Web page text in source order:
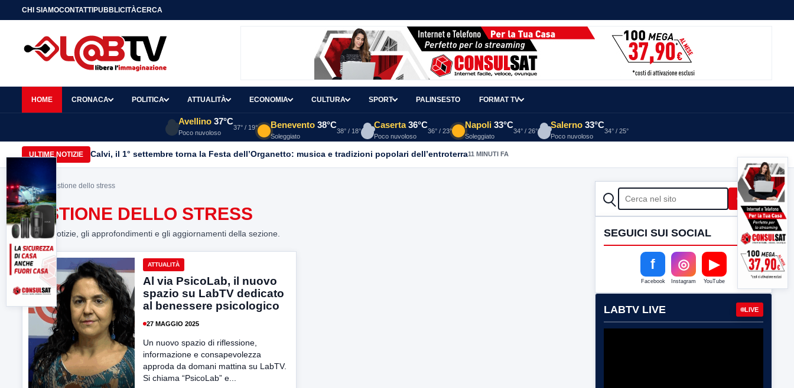
CHI SIAMOCONTATTIPUBBLICITÀCERCA
HOME CRONACA POLITICA ATTUALITÀ ECONOMIA CULTURA SPORT PALINSESTO FORMAT TV
Avellino 37°C
Poco nuvoloso
37° / 19° Benevento 38°C
Soleggiato
38° / 18°
Caserta 36°C
Poco nuvoloso
36° / 23°
Napoli 33°C
Soleggiato
34° / 26°
Salerno 33°C
Poco nuvoloso
34° / 25°
ULTIME NOTIZIE Calvi, il 1° settembre torna la Festa dell’Organetto: musica e tradizioni popolari dell’entroterra11 MINUTI FA
Home> gestione dello stress
GESTIONE DELLO STRESS
Tutte le notizie, gli approfondimenti e gli aggiornamenti della sezione.
ATTUALITÀ
Al via PsicoLab, il nuovo
spazio su LabTV dedicato
al benessere psicologico
27 MAGGIO 2025
Un nuovo spazio di riflessione,
informazione e consapevolezza
approda da domani mattina su LabTV.
Si chiama “PsicoLab” e...
CERCA Cerca
SEGUICI SUI SOCIAL
f
Facebook
◎
Instagram
▶
YouTube
LABTV LIVE LIVE